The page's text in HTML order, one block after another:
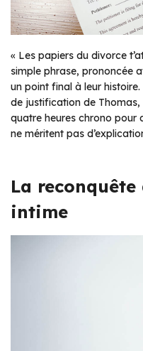
« Les papiers du divorce
simple phrase, prononcée
un point final à leur
de justification de
quatre heures chrono pour
ne méritent pas
La
intime